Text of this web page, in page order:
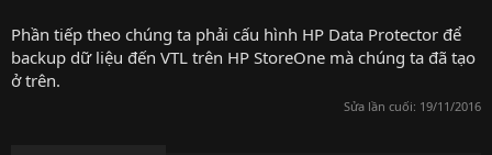
Phần tiếp theo chúng ta phải cấu hình HP Data Protector để
backup dữ liệu đến VTL trên HP StoreOne mà chúng ta đã tạo
ở trên.
Sửa lần cuối: 19/11/2016